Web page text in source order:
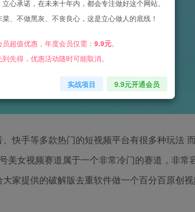
快手等多款热门的短视频平台有很多种玩法
美女视频赛道属于一个非常冷门的赛道，非常
家提供的破解版去重软件做一个百分百原创
心承诺，在未来十年内，都会专注做好这个网站。
菜、不做黑灰、不丧良心，这是立心做人的底线！
员超值优惠，年度会员仅需： 9.9元。
先得，优惠活动随时可能取消。
实战项目 9.9元开通会员